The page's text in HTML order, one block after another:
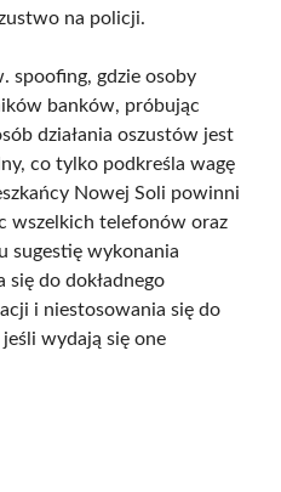
na policji.
spoofing, gdzie osoby
banków, próbując
działania oszustów jest
co tylko podkreśla wagę
Nowej Soli powinni
wszelkich telefonów oraz
sugestię wykonania
się do dokładnego
i niestosowania się do
wydają się one